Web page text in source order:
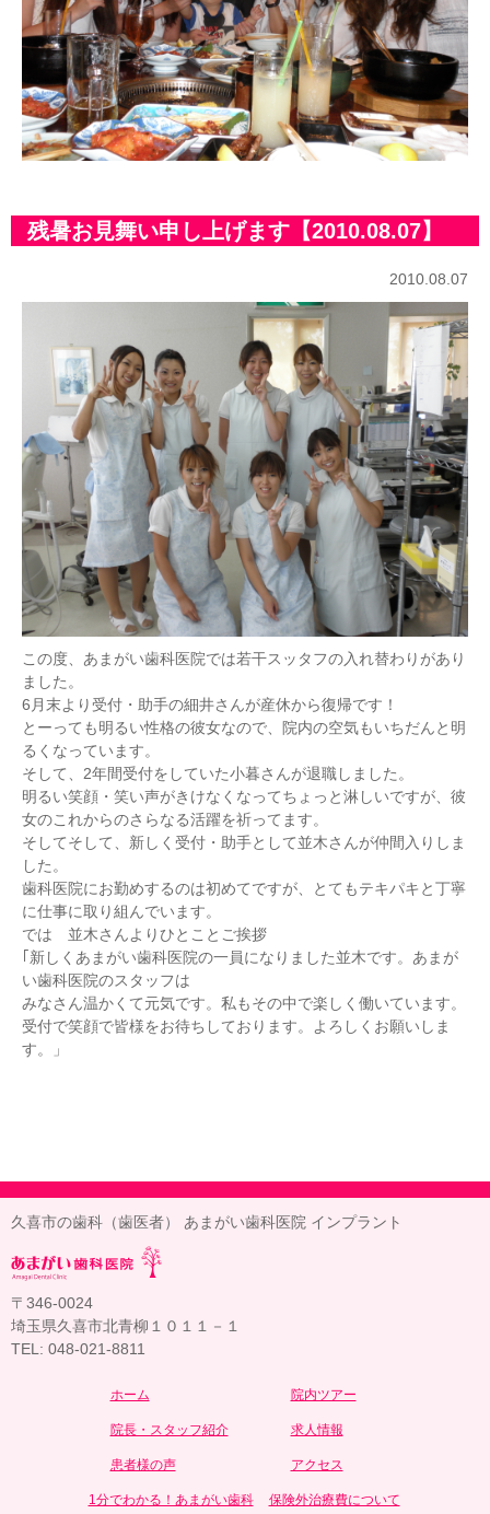
残暑お見舞い申し上げます【2010.08.07】
2010.08.07
この度、あまがい歯科医院では若干スッタフの入れ替わりがあり
ました。
6月末より受付・助手の細井さんが産休から復帰です！
とーっても明るい性格の彼女なので、院内の空気もいちだんと明
るくなっています。
そして、2年間受付をしていた小暮さんが退職しました。
明るい笑顔・笑い声がきけなくなってちょっと淋しいですが、彼
女のこれからのさらなる活躍を祈ってます。
そしてそして、新しく受付・助手として並木さんが仲間入りしま
した。
歯科医院にお勤めするのは初めてですが、とてもテキパキと丁寧
に仕事に取り組んでいます。
では 並木さんよりひとことご挨拶
｢新しくあまがい歯科医院の一員になりました並木です。あまが
い歯科医院のスタッフは
みなさん温かくて元気です。私もその中で楽しく働いています。
受付で笑顔で皆様をお待ちしております。よろしくお願いしま
す。」
久喜市の歯科（歯医者） あまがい歯科医院 インプラント
〒346-0024
埼玉県久喜市北青柳１０１１－１
TEL: 048-021-8811
ホーム 院内ツアー
院長・スタッフ紹介 求人情報
患者様の声 アクセス
1分でわかる！あまがい歯科 保険外治療費について